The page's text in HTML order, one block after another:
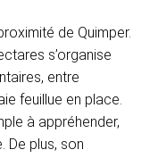
de Quimper.
s’organise
entre
feuillue en place.
à appréhender,
De plus, son